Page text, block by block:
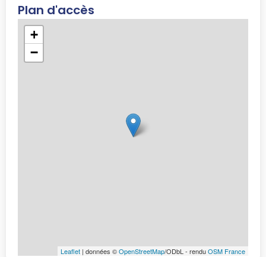
Plan d'accès
+
−
Leaflet | données ©OpenStreetMap/ODbL - renduOSM France